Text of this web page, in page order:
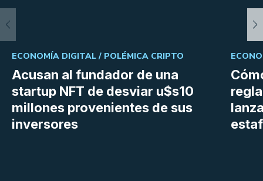
Acusan al fundador de una
startup NFT de desviar u$s10
millones provenientes de sus
inversores
ECONOMÍA DIGITAL / POLÉMICA CRIPTO